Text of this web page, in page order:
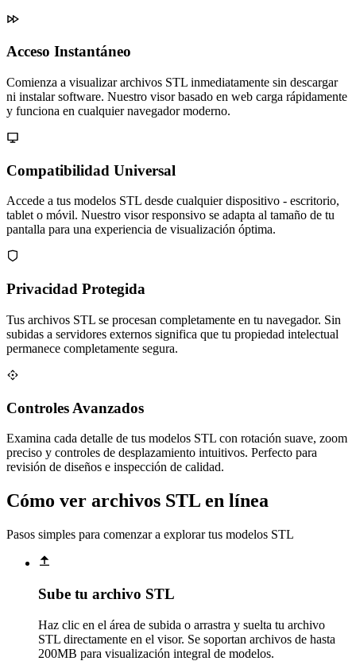
Acceso Instantáneo
Comienza a visualizar archivos STL inmediatamente sin descargar
ni instalar software. Nuestro visor basado en web carga rápidamente
y funciona en cualquier navegador moderno.
Compatibilidad Universal
Accede a tus modelos STL desde cualquier dispositivo - escritorio,
tablet o móvil. Nuestro visor responsivo se adapta al tamaño de tu
pantalla para una experiencia de visualización óptima.
Privacidad Protegida
Tus archivos STL se procesan completamente en tu navegador. Sin
subidas a servidores externos significa que tu propiedad intelectual
permanece completamente segura.
Controles Avanzados
Examina cada detalle de tus modelos STL con rotación suave, zoom
preciso y controles de desplazamiento intuitivos. Perfecto para
revisión de diseños e inspección de calidad.
Cómo ver archivos STL en línea
Pasos simples para comenzar a explorar tus modelos STL
Sube tu archivo STL
Haz clic en el área de subida o arrastra y suelta tu archivo
STL directamente en el visor. Se soportan archivos de hasta
200MB para visualización integral de modelos.